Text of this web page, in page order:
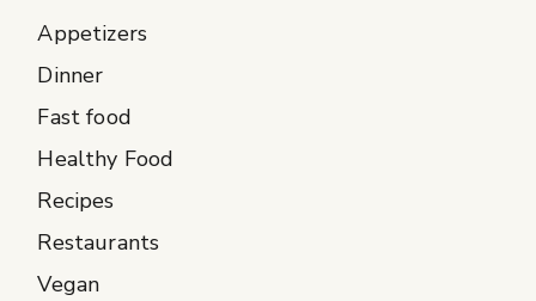
Appetizers
Dinner
Fast food
Healthy Food
Recipes
Restaurants
Vegan